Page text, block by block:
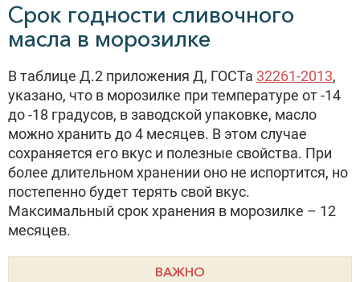
Срок годности сливочного
масла в морозилке
В таблице Д.2 приложения Д, ГОСТа 32261-2013,
указано, что в морозилке при температуре от -14
до -18 градусов, в заводской упаковке, масло
можно хранить до 4 месяцев. В этом случае
сохраняется его вкус и полезные свойства. При
более длительном хранении оно не испортится, но
постепенно будет терять свой вкус.
Максимальный срок хранения в морозилке – 12
месяцев.
ВАЖНО